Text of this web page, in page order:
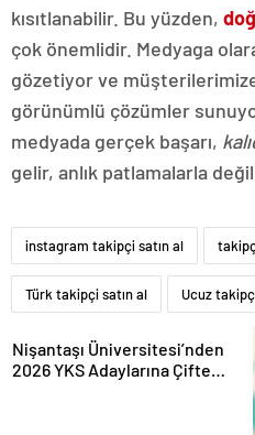
kısıtlanabilir. Bu yüzden,
çok önemlidir. Medyaga
gözetiyor ve
görünümlü çözümler
medyada gerçek başarı,
gelir, anlık patlamalarla değil.
instagram takipçi satın al
Türk takipçi satın al Ucuz
Nişantaşı Üniversitesi’nden
2026 YKS Adaylarına Çifte